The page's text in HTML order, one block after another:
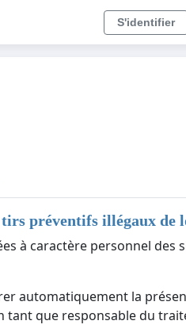
S'identifier
préventifs illégaux de
à caractère personnel des
automatiquement la
que responsable du